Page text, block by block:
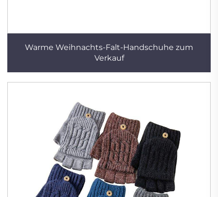
Warme Weihnachts-Falt-Handschuhe zum
Verkauf